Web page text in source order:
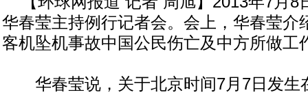
华春莹主持例行记者会。会上，华春莹介
客机坠机事故中国公民伤亡及中方所做工
华春莹说，关于北京时间7月7日发生